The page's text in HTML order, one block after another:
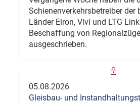
Schienenverkehrsbetreiber der
Länder Elron, Vivi und LTG
Beschaffung von
ausgeschrieben.
05.08.2026
Gleisbau- und